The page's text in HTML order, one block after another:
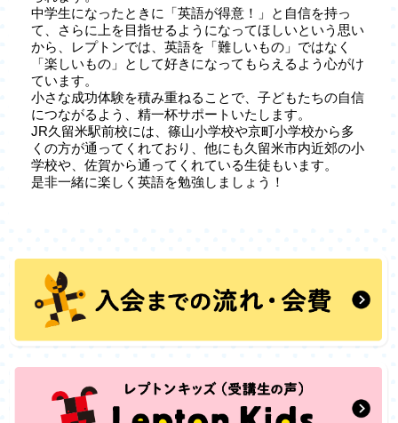
中学生になったときに「英語が得意！」と自信を持っ
て、さらに上を目指せるようになってほしいという思い
から、レプトンでは、英語を「難しいもの」ではなく
「楽しいもの」として好きになってもらえるよう心がけ
ています。
小さな成功体験を積み重ねることで、子どもたちの自信
につながるよう、精一杯サポートいたします。
JR久留米駅前校には、篠山小学校や京町小学校から多
くの方が通ってくれており、他にも久留米市内近郊の小
学校や、佐賀から通ってくれている生徒もいます。
是非一緒に楽しく英語を勉強しましょう！